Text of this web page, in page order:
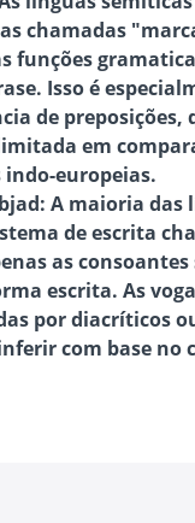
chamadas
funções
Isso é
de preposições,
em
indo-europeias.
: A maioria das
de escrita
as consoantes
escrita. As
por diacríticos
com base no